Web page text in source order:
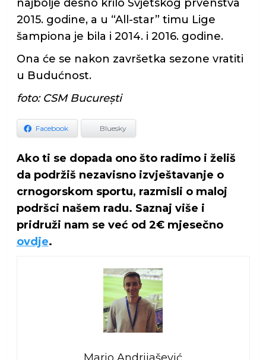
najbolje desno krilo Svjetskog prvenstva
2015. godine, a u “All-star” timu Lige
šampiona je bila i 2014. i 2016. godine.
Ona će se nakon završetka sezone vratiti
u Budućnost.
foto: CSM București
Facebook Bluesky
Ako ti se dopada ono što radimo i želiš
da podržiš nezavisno izvještavanje o
crnogorskom sportu, razmisli o maloj
podršci našem radu. Saznaj više i
pridruži nam se već od 2€ mjesečno
ovdje.